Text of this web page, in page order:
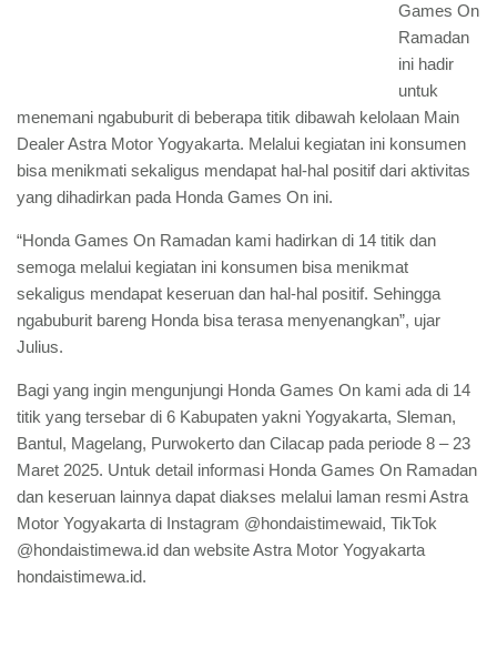
Games On
Ramadan
ini hadir
untuk
menemani ngabuburit di beberapa titik dibawah kelolaan Main
Dealer Astra Motor Yogyakarta. Melalui kegiatan ini konsumen
bisa menikmati sekaligus mendapat hal-hal positif dari aktivitas
yang dihadirkan pada Honda Games On ini.
“Honda Games On Ramadan kami hadirkan di 14 titik dan
semoga melalui kegiatan ini konsumen bisa menikmat
sekaligus mendapat keseruan dan hal-hal positif. Sehingga
ngabuburit bareng Honda bisa terasa menyenangkan”, ujar
Julius.
Bagi yang ingin mengunjungi Honda Games On kami ada di 14
titik yang tersebar di 6 Kabupaten yakni Yogyakarta, Sleman,
Bantul, Magelang, Purwokerto dan Cilacap pada periode 8 – 23
Maret 2025. Untuk detail informasi Honda Games On Ramadan
dan keseruan lainnya dapat diakses melalui laman resmi Astra
Motor Yogyakarta di Instagram @hondaistimewaid, TikTok
@hondaistimewa.id dan website Astra Motor Yogyakarta
hondaistimewa.id.